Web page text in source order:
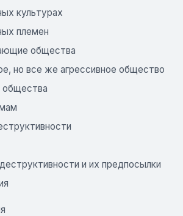
культурах
племен
общества
но все же агрессивное общество
и их предпосылки